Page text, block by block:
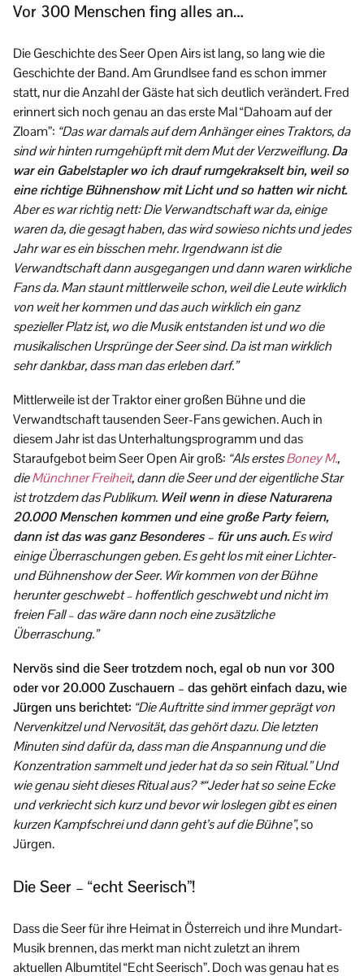
Vor 300 Menschen fing alles an…
Die Geschichte des Seer Open Airs ist lang, so lang wie die
Geschichte der Band. Am Grundlsee fand es schon immer
statt, nur die Anzahl der Gäste hat sich deutlich verändert. Fred
erinnert sich noch genau an das erste Mal “Dahoam auf der
Zloam”: “Das war damals auf dem Anhänger eines Traktors, da
sind wir hinten rumgehüpft mit dem Mut der Verzweiflung.Da
war ein Gabelstapler wo ich drauf rumgekrakselt bin, weil so
eine richtige Bühnenshow mit Licht und so hatten wir nicht.
Aber es war richtig nett: Die Verwandtschaft war da, einige
waren da, die gesagt haben, das wird sowieso nichts und jedes
Jahr war es ein bisschen mehr. Irgendwann ist die
Verwandtschaft dann ausgegangen und dann waren wirkliche
Fans da. Man staunt mittlerweile schon, weil die Leute wirklich
von weit her kommen und das auch wirklich ein ganz
spezieller Platz ist, wo die Musik entstanden ist und wo die
musikalischen Ursprünge der Seer sind. Da ist man wirklich
sehr dankbar, dass man das erleben darf.”
Mittlerweile ist der Traktor einer großen Bühne und die
Verwandtschaft tausenden Seer-Fans gewichen. Auch in
diesem Jahr ist das Unterhaltungsprogramm und das
Staraufgebot beim Seer Open Air groß: “Als erstesBoney M.,
dieMünchner Freiheit, dann die Seer und der eigentliche Star
ist trotzdem das Publikum. Weil wenn in diese Naturarena
20.000 Menschen kommen und eine große Party feiern,
dann ist das was ganz Besonderes – für uns auch.Es wird
einige Überraschungen geben. Es geht los mit einer Lichter-
und Bühnenshow der Seer. Wir kommen von der Bühne
herunter geschwebt – hoffentlich geschwebt und nicht im
freien Fall – das wäre dann noch eine zusätzliche
Überraschung.”
Nervös sind die Seer trotzdem noch, egal ob nun vor 300
oder vor 20.000 Zuschauern – das gehört einfach dazu, wie
Jürgen uns berichtet: “Die Auftritte sind immer geprägt von
Nervenkitzel und Nervosität, das gehört dazu. Die letzten
Minuten sind dafür da, dass man die Anspannung und die
Konzentration sammelt und jeder hat da so sein Ritual.” Und
wie genau sieht dieses Ritual aus? *“Jeder hat so seine Ecke
und verkriecht sich kurz und bevor wir loslegen gibt es einen
kurzen Kampfschrei und dann geht’s auf die Bühne”, so
Jürgen.
Die Seer – “echt Seerisch”!
Dass die Seer für ihre Heimat in Österreich und ihre Mundart-
Musik brennen, das merkt man nicht zuletzt an ihrem
aktuellen Albumtitel “Echt Seerisch”. Doch was genau hat es